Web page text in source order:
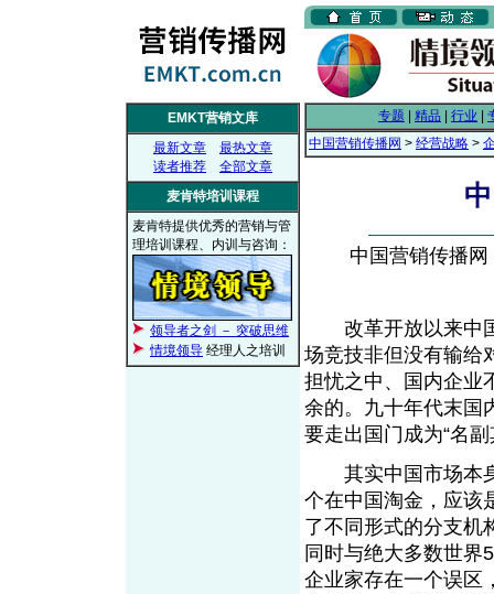
EMKT营销文库
最新文章
最热文章
读者推荐
全部文章
麦肯特培训课程
麦肯特提供优秀的营销与管
理培训课程、内训与咨询：
领导者之剑 － 突破思维
情境领导 经理人之培训
专题 精品 行业
中国营销传播网 > 经营战略 >
中国营销传播
改革开放以来中国
场竞技非但没有输给
担忧之中、国内企业
余的。九十年代末国
要走出国门成为“名
其实中国市场本身
个在中国淘金，应该
了不同形式的分支机
同时与绝大多数世界
企业家存在一个误区